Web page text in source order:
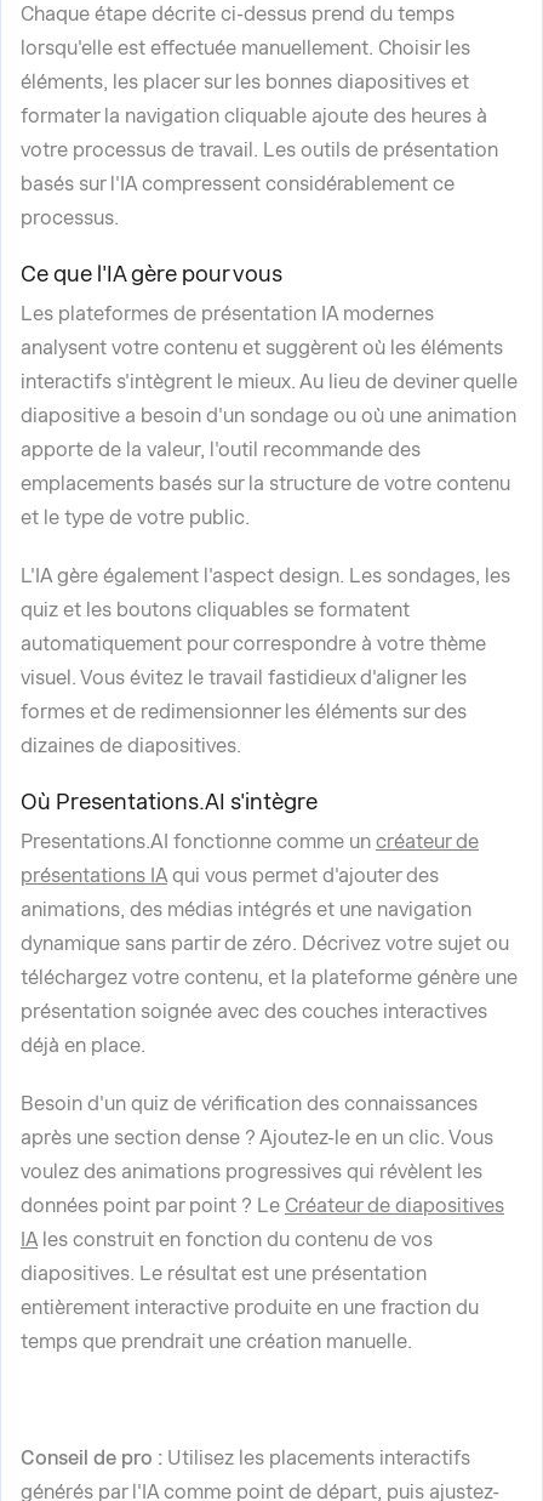
Chaque étape décrite ci-dessus prend du temps
lorsqu'elle est effectuée manuellement. Choisir les
éléments, les placer sur les bonnes diapositives et
formater la navigation cliquable ajoute des heures à
votre processus de travail. Les outils de présentation
basés sur l'IA compressent considérablement ce
processus.
Ce que l'IA gère pour vous
Les plateformes de présentation IA modernes
analysent votre contenu et suggèrent où les éléments
interactifs s'intègrent le mieux. Au lieu de deviner quelle
diapositive a besoin d'un sondage ou où une animation
apporte de la valeur, l'outil recommande des
emplacements basés sur la structure de votre contenu
et le type de votre public.
L'IA gère également l'aspect design. Les sondages, les
quiz et les boutons cliquables se formatent
automatiquement pour correspondre à votre thème
visuel. Vous évitez le travail fastidieux d'aligner les
formes et de redimensionner les éléments sur des
dizaines de diapositives.
Où Presentations.AI s'intègre
Presentations.AI fonctionne comme un créateur de
présentations IA qui vous permet d'ajouter des
animations, des médias intégrés et une navigation
dynamique sans partir de zéro. Décrivez votre sujet ou
téléchargez votre contenu, et la plateforme génère une
présentation soignée avec des couches interactives
déjà en place.
Besoin d'un quiz de vérification des connaissances
après une section dense ? Ajoutez-le en un clic. Vous
voulez des animations progressives qui révèlent les
données point par point ? Le Créateur de diapositives
IA les construit en fonction du contenu de vos
diapositives. Le résultat est une présentation
entièrement interactive produite en une fraction du
temps que prendrait une création manuelle.
Conseil de pro : Utilisez les placements interactifs
générés par l'IA comme point de départ, puis ajustez-